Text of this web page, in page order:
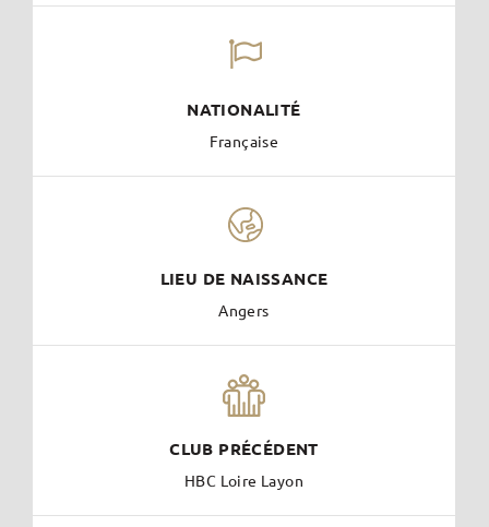
NATIONALITÉ
Française
LIEU DE NAISSANCE
Angers
CLUB PRÉCÉDENT
HBC Loire Layon